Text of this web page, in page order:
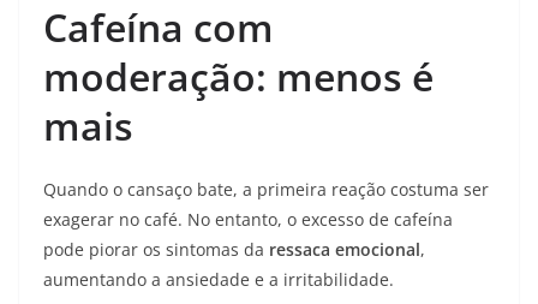
Cafeína com
moderação: menos é
mais
Quando o cansaço bate, a primeira reação costuma ser
exagerar no café. No entanto, o excesso de cafeína
pode piorar os sintomas da ressaca emocional,
aumentando a ansiedade e a irritabilidade.